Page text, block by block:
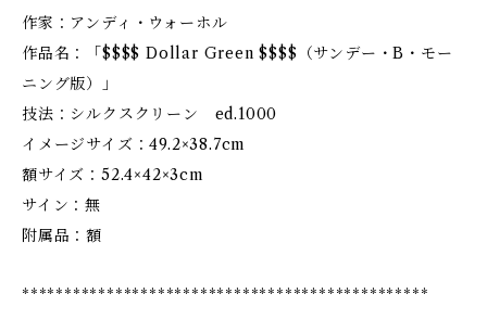
作家：アンディ・ウォーホル
作品名：「$$$$ Dollar Green $$$$（サンデー・B・モー
ニング版）」
技法：シルクスクリーン ed.1000
イメージサイズ：49.2×38.7cm
額サイズ：52.4×42×3cm
サイン：無
附属品：額
************************************************